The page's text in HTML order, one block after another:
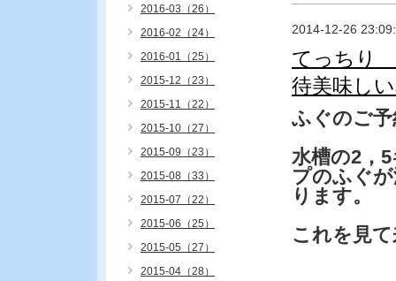
2014-12-26
てっちり
待美味し
ふぐのご
水槽の2，
プのふぐ
ります。
これを見
2016-03（26）
2016-02（24）
2016-01（25）
2015-12（23）
2015-11（22）
2015-10（27）
2015-09（23）
2015-08（33）
2015-07（22）
2015-06（25）
2015-05（27）
2015-04（28）